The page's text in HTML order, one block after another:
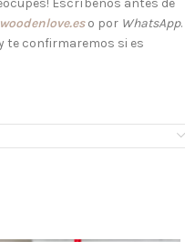
Escríbenos antes de
o por WhatsApp.
te confirmaremos si es